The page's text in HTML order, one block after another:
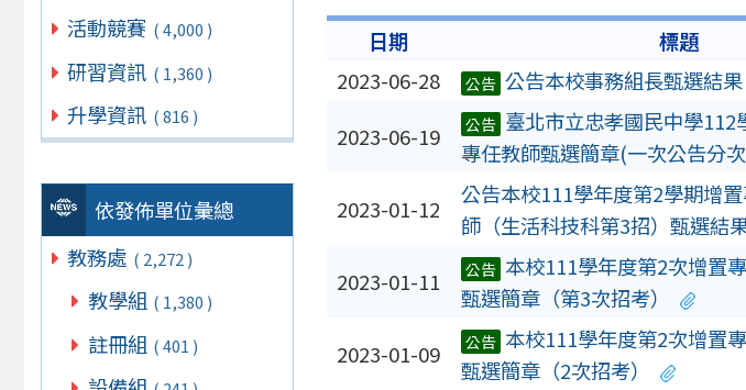
活動競賽 ( 4,000 )
研習資訊 ( 1,360 )
升學資訊 ( 816 )
依發佈單位彙總
教務處 ( 2,272 )
教學組 ( 1,380 )
註冊組 ( 401 )
日期 標題
2023-06-28
公告 公告本校事務組長甄選結果
2023-06-19 公告 臺北市立忠孝國民中學112
專任教師甄選簡章(一次公告分
2023-01-12
公告本校111學年度第2學期增
師（生活科技科第3招）甄選結
2023-01-11 公告 本校111學年度第2次增置
甄選簡章（第3次招考）
2023-01-09 公告 本校111學年度第2次增置
甄選簡章（2次招考）